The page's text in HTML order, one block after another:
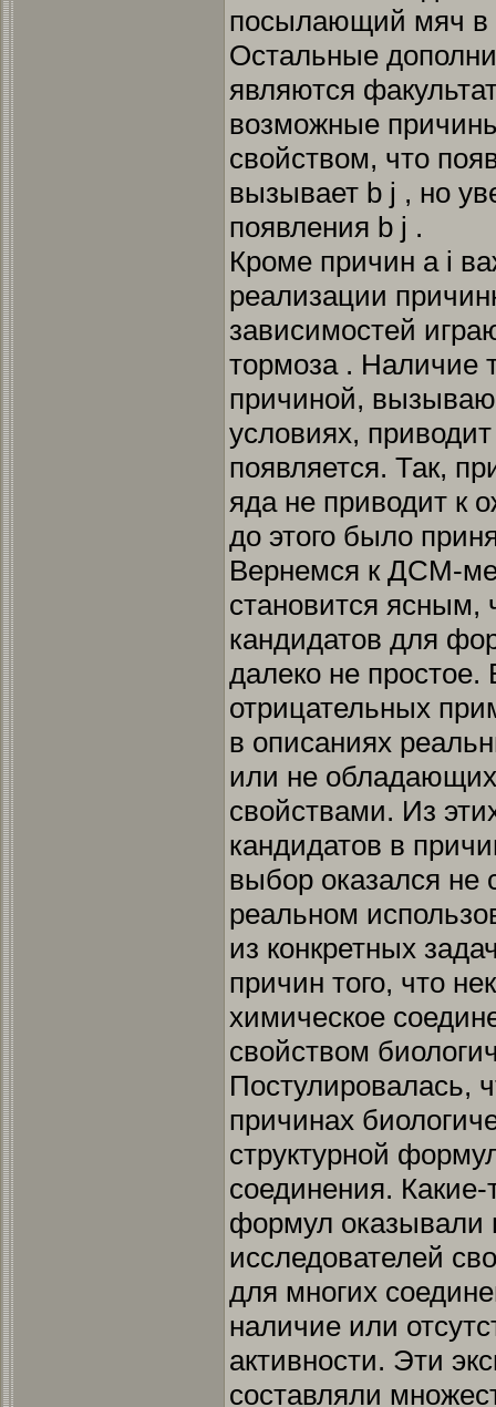
посылающий мяч в
Остальные
являются
возможные
свойством, что
вызывает b j , но
появления b j .
Кроме причин а i
реализации
зависимостей
тормоза . Наличие
причиной,
условиях,
появляется. Так,
яда не приводит к
до этого было
Вернемся к ДСМ-
становится ясным,
кандидатов для
далеко не
отрицательных
в описаниях
или не
свойствами. Из
кандидатов в
выбор оказался
реальном
из конкретных
причин того, что
химическое
свойством
Постулировалась,
причинах
структурной
соединения. Какие-
формул оказывали
исследователей
для многих
наличие или
активности. Эти
составляли